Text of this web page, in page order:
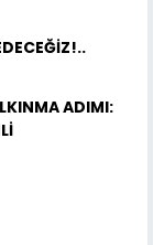
ADIMI: